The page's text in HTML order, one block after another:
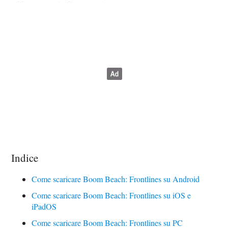
Indice
Come scaricare Boom Beach: Frontlines su Android
Come scaricare Boom Beach: Frontlines su iOS e
iPadOS
Come scaricare Boom Beach: Frontlines su PC